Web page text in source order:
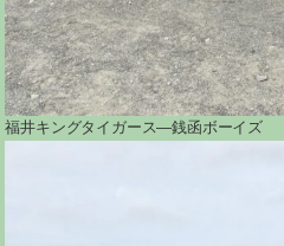
福井キングタイガース―銭函ボーイズ